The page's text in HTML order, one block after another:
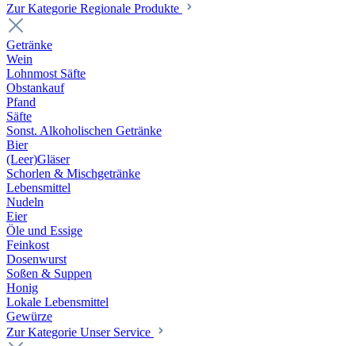
Zur Kategorie Regionale Produkte
Getränke
Wein
Lohnmost Säfte
Obstankauf
Pfand
Säfte
Sonst. Alkoholischen Getränke
Bier
(Leer)Gläser
Schorlen & Mischgetränke
Lebensmittel
Nudeln
Eier
Öle und Essige
Feinkost
Dosenwurst
Soßen & Suppen
Honig
Lokale Lebensmittel
Gewürze
Zur Kategorie Unser Service